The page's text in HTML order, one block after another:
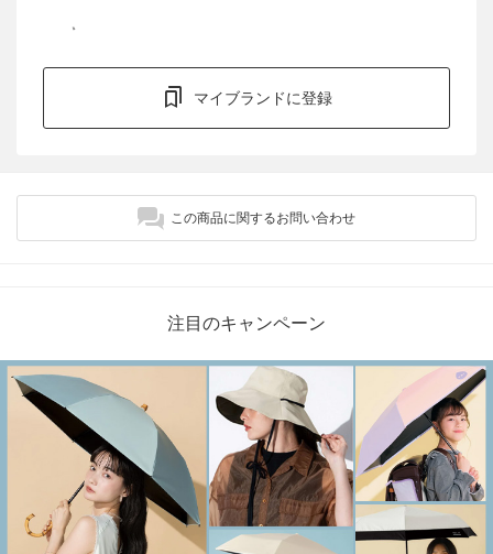
マイブランドに登録
この商品に関するお問い合わせ
注目のキャンペーン